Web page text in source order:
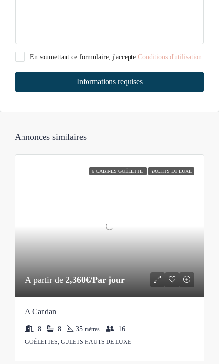
En soumettant ce formulaire, j'accepte Conditions d'utilisation
Informations requises
Annonces similaires
6 CABINES GOÉLETTE YACHTS DE LUXE
A partir de 2,360€/Par jour
A Candan
8 8 35 mètres 16
GOÉLETTES, GULETS HAUTS DE LUXE